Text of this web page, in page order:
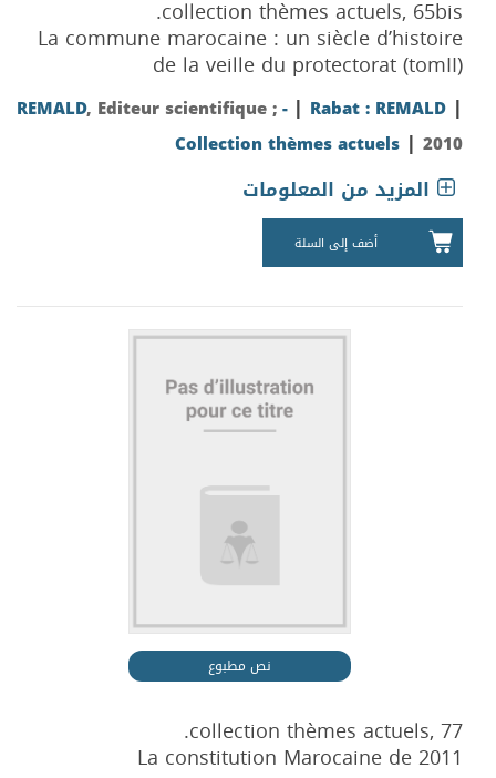
collection thèmes actuels, 65bis.
La commune marocaine : un siècle d’histoire
de la veille du protectorat (tomII)
REMALD, Editeur scientifique ;- | Rabat : REMALD |
Collection thèmes actuels | 2010
المزيد من المعلومات
أضف إلى السلة
نص مطبوع
collection thèmes actuels, 77.
La constitution Marocaine de 2011